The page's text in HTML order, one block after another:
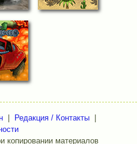
Редакция / Контакты
копировании материалов